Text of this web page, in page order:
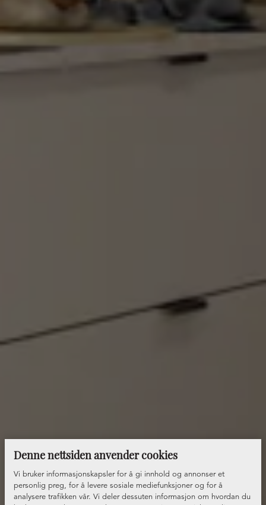
Denne nettsiden anvender cookies
Vi bruker informasjonskapsler for å gi innhold og annonser et
personlig preg, for å levere sosiale mediefunksjoner og for å
analysere trafikken vår. Vi deler dessuten informasjon om hvordan du